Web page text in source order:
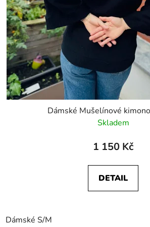
Dámské Mušelínové
Skladem
1 150 Kč
DETAIL
Dámské S/M